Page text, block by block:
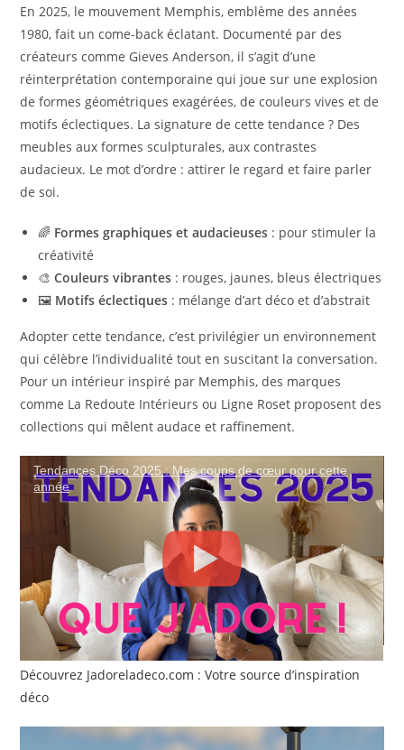
En 2025, le mouvement Memphis, emblème des années
1980, fait un come-back éclatant. Documenté par des
créateurs comme Gieves Anderson, il s’agit d’une
réinterprétation contemporaine qui joue sur une explosion
de formes géométriques exagérées, de couleurs vives et de
motifs éclectiques. La signature de cette tendance ? Des
meubles aux formes sculpturales, aux contrastes
audacieux. Le mot d’ordre : attirer le regard et faire parler
de soi.
🌈 Formes graphiques et audacieuses : pour stimuler la
créativité
🎨Couleurs vibrantes : rouges, jaunes, bleus électriques
🖼️ Motifs éclectiques : mélange d’art déco et d’abstrait
Adopter cette tendance, c’est privilégier un environnement
qui célèbre l’individualité tout en suscitant la conversation.
Pour un intérieur inspiré par Memphis, des marques
comme La Redoute Intérieurs ou Ligne Roset proposent des
collections qui mêlent audace et raffinement.
Tendances Déco 2025 : Mes coups de cœur pour cette
année
Découvrez Jadoreladeco.com : Votre source d’inspiration
déco